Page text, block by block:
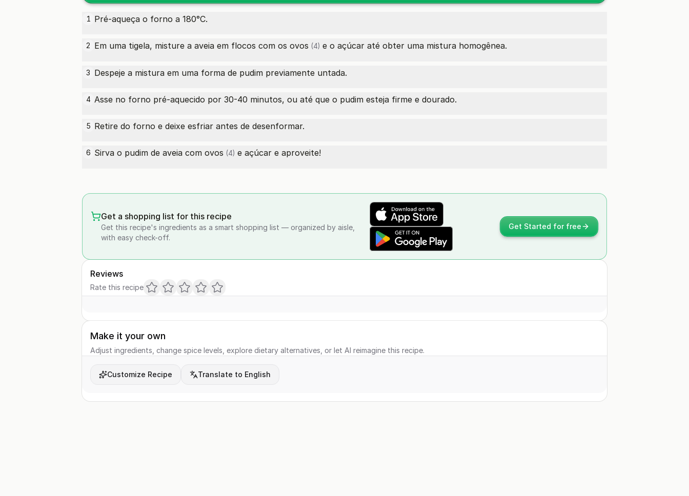
1 Pré-aqueça o forno a 180°C.
2 Em uma tigela, misture a aveia em flocos com os ovos (4) e o açúcar até obter uma mistura homogênea.
3 Despeje a mistura em uma forma de pudim previamente untada.
4 Asse no forno pré-aquecido por 30-40 minutos, ou até que o pudim esteja firme e dourado.
5 Retire do forno e deixe esfriar antes de desenformar.
6 Sirva o pudim de aveia com ovos (4) e açúcar e aproveite!
Get a shopping list for this recipe
Get this recipe's ingredients as a smart shopping list — organized by aisle,
with easy check-off.
Get Started for free
Reviews
Rate this recipe
Make it your own
Adjust ingredients, change spice levels, explore dietary alternatives, or let AI reimagine this recipe.
Customize Recipe Translate to English